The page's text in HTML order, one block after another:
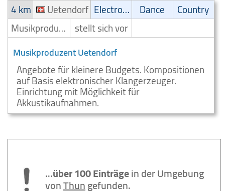
4 km
Uetendorf Electronic Dance
Country
Musikproduzent stellt sich vor
Musikproduzent Uetendorf
Angebote für kleinere Budgets. Kompositionen
auf Basis elektronischer Klangerzeuger.
Einrichtung mit Möglichkeit für
Akkustikaufnahmen.
...über 100 Einträgein der Umgebung
vonThungefunden.